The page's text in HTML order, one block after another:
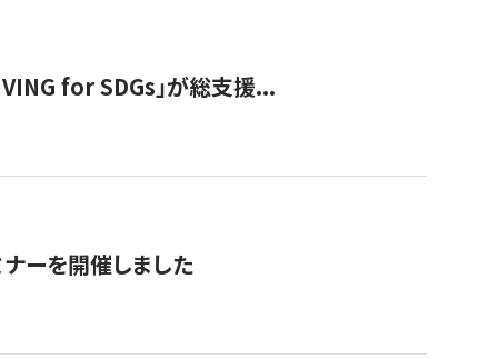
for SDGs」が総支援...
ーを開催しました